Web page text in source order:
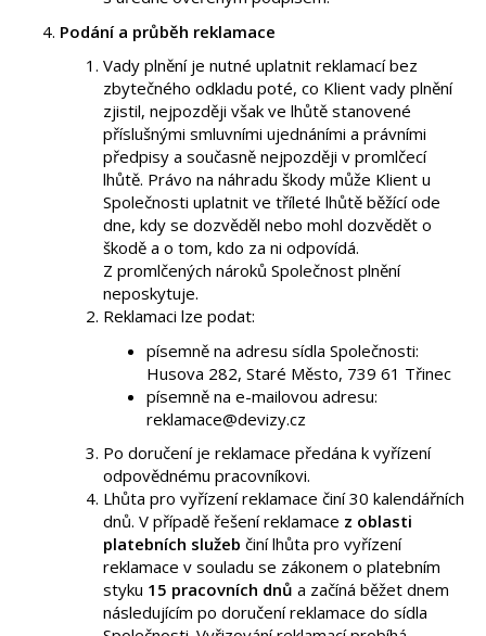
Podání a průběh reklamace
Vady plnění je nutné uplatnit reklamací bez
zbytečného odkladu poté, co Klient vady plnění
zjistil, nejpozději však ve lhůtě stanovené
příslušnými smluvními ujednáními a právními
předpisy a současně nejpozději v promlčecí
lhůtě. Právo na náhradu škody může Klient u
Společnosti uplatnit ve tříleté lhůtě běžící ode
dne, kdy se dozvěděl nebo mohl dozvědět o
škodě a o tom, kdo za ni odpovídá.
Z promlčených nároků Společnost plnění
neposkytuje.
Reklamaci lze podat:
písemně na adresu sídla Společnosti:
Husova 282, Staré Město, 739 61 Třinec
písemně na e-mailovou adresu:
reklamace@devizy.cz
Po doručení je reklamace předána k vyřízení
odpovědnému pracovníkovi.
Lhůta pro vyřízení reklamace činí 30 kalendářních
dnů. V případě řešení reklamace z oblasti
platebních služeb činí lhůta pro vyřízení
reklamace v souladu se zákonem o platebním
styku 15 pracovních dnů a začíná běžet dnem
následujícím po doručení reklamace do sídla